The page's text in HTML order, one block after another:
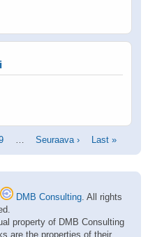
…
Seuraava
sivu
Seuraava ›
Viimeinen
sivu
Last »
DMB Consulting. All rights
property of DMB Consulting